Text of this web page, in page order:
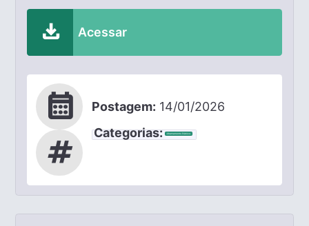
download Acessar
calendar_month Postagem: 14/01/2026
tag
Categorias: Chamamento Público